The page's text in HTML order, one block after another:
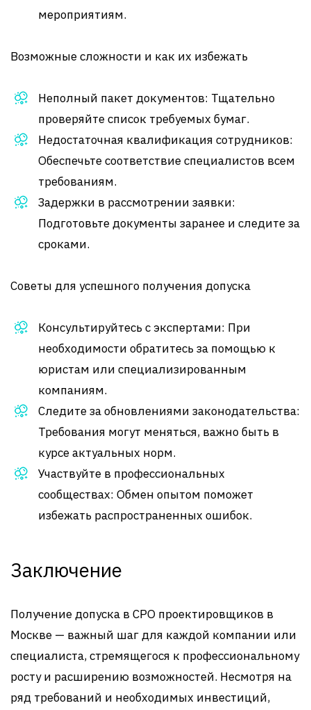
мероприятиям.
Возможные сложности и как их избежать
Неполный пакет документов: Тщательно
проверяйте список требуемых бумаг.
Недостаточная квалификация сотрудников:
Обеспечьте соответствие специалистов всем
требованиям.
Задержки в рассмотрении заявки:
Подготовьте документы заранее и следите за
сроками.
Советы для успешного получения допуска
Консультируйтесь с экспертами: При
необходимости обратитесь за помощью к
юристам или специализированным
компаниям.
Следите за обновлениями законодательства:
Требования могут меняться, важно быть в
курсе актуальных норм.
Участвуйте в профессиональных
сообществах: Обмен опытом поможет
избежать распространенных ошибок.
Заключение
Получение допуска в СРО проектировщиков в
Москве — важный шаг для каждой компании или
специалиста, стремящегося к профессиональному
росту и расширению возможностей. Несмотря на
ряд требований и необходимых инвестиций,